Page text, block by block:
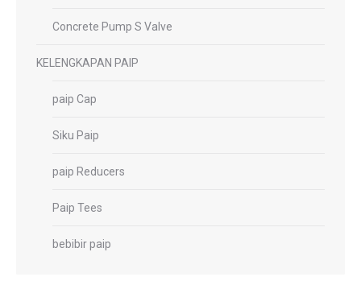
Concrete Pump S Valve
KELENGKAPAN PAIP
paip Cap
Siku Paip
paip Reducers
Paip Tees
bebibir paip